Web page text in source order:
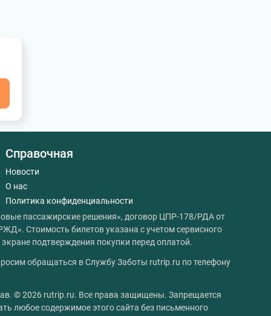
Справочная
Новости
О нас
Политика конфиденциальности
пассажирские решения», договор ЦПР-178/РДА от
Стоимость билетов указана с учетом сервисного
подтверждения покупки перед оплатой.
обращаться в Службу Заботы rutrip.ru по телефону
© 2026 rutrip.ru. Все права защищены. Запрещается
любое содержимое этого сайта без письменного